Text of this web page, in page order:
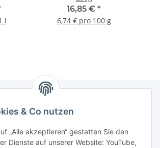
& Co nutzen
„Alle akzeptieren“ gestatten Sie den
Dienste auf unserer Website: YouTube,
l
16,85 € *
6,74 € pro 100 g